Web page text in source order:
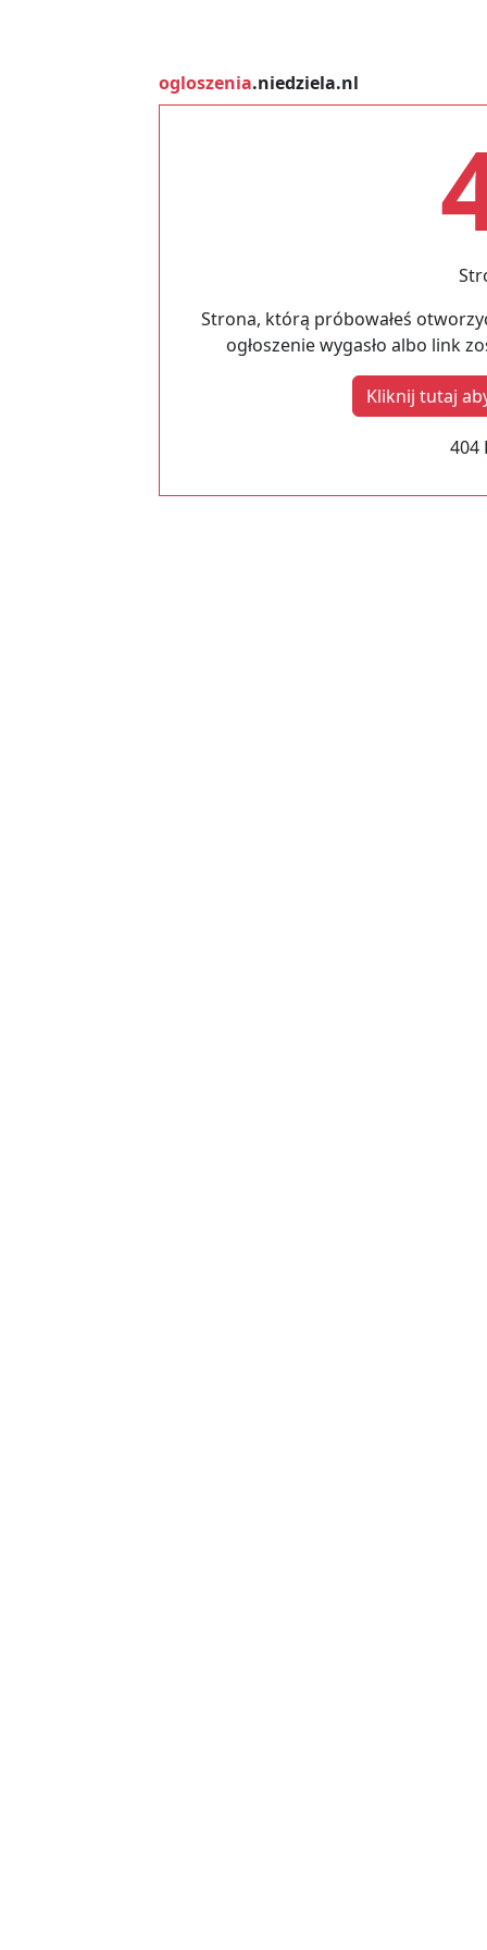
ogloszenia.niedziela.nl
Strona, którą próbowałeś
ogłoszenie wygasło albo link
Kliknij tutaj
404